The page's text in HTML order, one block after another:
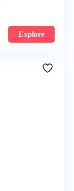
Explore